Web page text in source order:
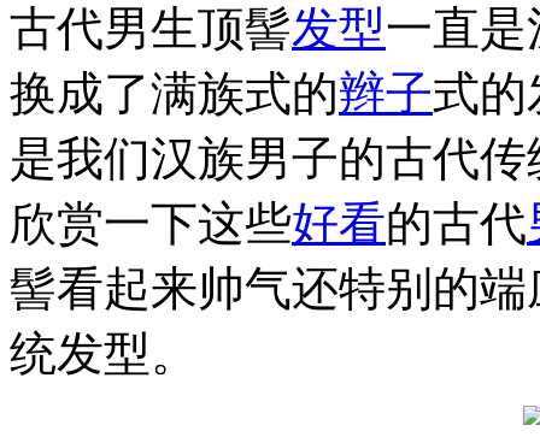
古代男生顶髻发型一直是
换成了满族式的辫子式的
是我们汉族男子的古代
欣赏一下这些好看的古代
髻看起来帅气还特别的
统发型。